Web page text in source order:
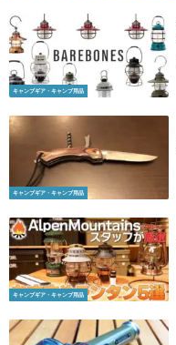
キャンプギア・キャンプ用品
キャンプギア・キャンプ用品
キャンプギア・キャンプ用品